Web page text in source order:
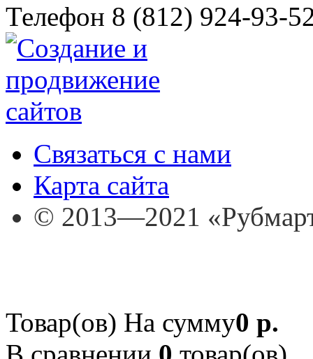
Телефон 8 (812) 924-93-
Связаться с нами
Карта сайта
© 2013—2021
Товар(ов) На сумму0 р.